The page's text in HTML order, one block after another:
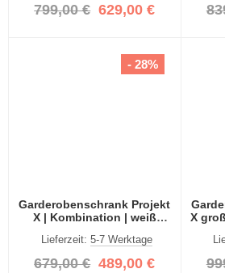
799,00 € 629,00 €
Garderobenschrank Projekt
X | Kombination | weiß
3-teilig
Lieferzeit: 5-7 Werktage
679,00 € 489,00 €
- 28%
X